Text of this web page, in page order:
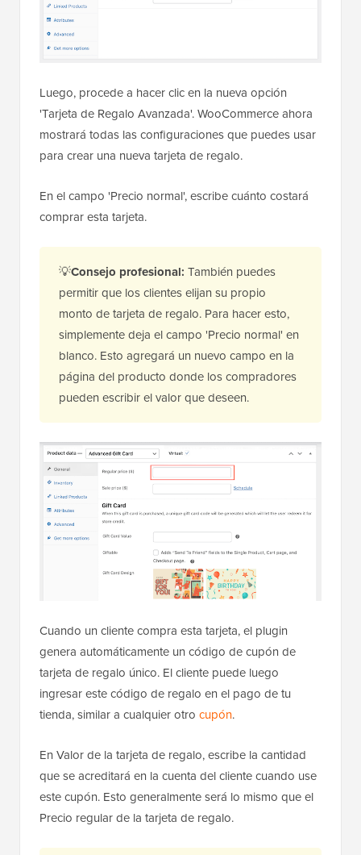
Luego, procede a hacer clic en la nueva opción
'Tarjeta de Regalo Avanzada'. WooCommerce ahora
mostrará todas las configuraciones que puedes usar
para crear una nueva tarjeta de regalo.
En el campo 'Precio normal', escribe cuánto costará
comprar esta tarjeta.
💡Consejo profesional: También puedes
permitir que los clientes elijan su propio
monto de tarjeta de regalo. Para hacer esto,
simplemente deja el campo 'Precio normal' en
blanco. Esto agregará un nuevo campo en la
página del producto donde los compradores
pueden escribir el valor que deseen.
Cuando un cliente compra esta tarjeta, el plugin
genera automáticamente un código de cupón de
tarjeta de regalo único. El cliente puede luego
ingresar este código de regalo en el pago de tu
tienda, similar a cualquier otro cupón.
En Valor de la tarjeta de regalo, escribe la cantidad
que se acreditará en la cuenta del cliente cuando use
este cupón. Esto generalmente será lo mismo que el
Precio regular de la tarjeta de regalo.